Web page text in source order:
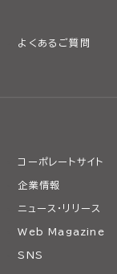
よくあるご質問
コーポレートサイト
企業情報
ニュース・リリース
Web Magazine
SNS